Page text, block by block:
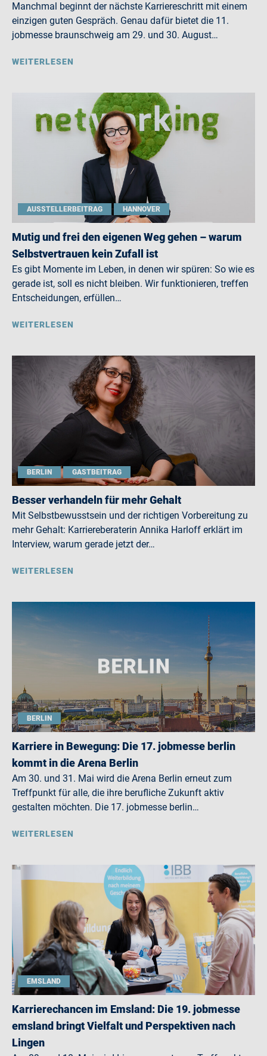
Manchmal beginnt der nächste Karriereschritt mit einem
einzigen guten Gespräch. Genau dafür bietet die 11.
jobmesse braunschweig am 29. und 30. August…
WEITERLESEN
AUSSTELLERBEITRAG HANNOVER
Mutig und frei den eigenen Weg gehen – warum
Selbstvertrauen kein Zufall ist
Es gibt Momente im Leben, in denen wir spüren: So wie es
gerade ist, soll es nicht bleiben. Wir funktionieren, treffen
Entscheidungen, erfüllen…
WEITERLESEN
BERLIN GASTBEITRAG
Besser verhandeln für mehr Gehalt
Mit Selbstbewusstsein und der richtigen Vorbereitung zu
mehr Gehalt: Karriereberaterin Annika Harloff erklärt im
Interview, warum gerade jetzt der…
WEITERLESEN
BERLIN
Karriere in Bewegung: Die 17. jobmesse berlin
kommt in die Arena Berlin
Am 30. und 31. Mai wird die Arena Berlin erneut zum
Treffpunkt für alle, die ihre berufliche Zukunft aktiv
gestalten möchten. Die 17. jobmesse berlin…
WEITERLESEN
EMSLAND
Karrierechancen im Emsland: Die 19. jobmesse
emsland bringt Vielfalt und Perspektiven nach
Lingen